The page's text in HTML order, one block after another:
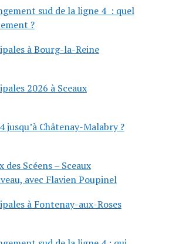
sud de la ligne 4 : quel
?
à Bourg-la-Reine
2026 à Sceaux
jusqu’à Châtenay-Malabry ?
des Scéens – Sceaux
avec Flavien Poupinel
à Fontenay-aux-Roses